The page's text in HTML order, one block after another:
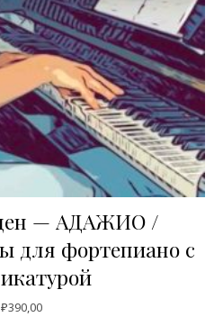
— АДАЖИО /
для фортепиано с
₽390,00